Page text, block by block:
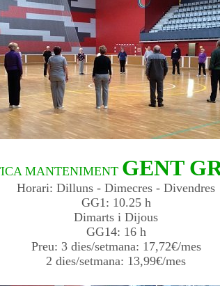
MANTENIMENT GENT
Horari:Dilluns - Dimecres - Divendres
GG1: 10.25 h
Dimarts i Dijous
GG14: 16 h
Preu: 3 dies/setmana: 17,72€/mes
2 dies/setmana: 13,99€/mes